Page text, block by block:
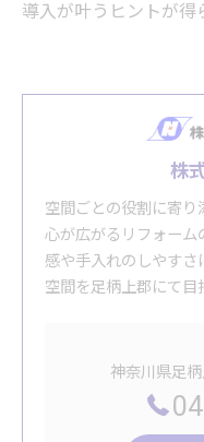
導入が叶うヒントが得
株
空間ごとの役割に寄
心が広がるリフォーム
感や手入れのしやすさ
空間を足柄上郡にて目
神奈川県足